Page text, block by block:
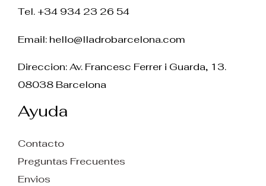
Tel. +34 934 23 26 54
Email: hello@lladrobarcelona.com
Direccion: Av. Francesc Ferrer i Guarda, 13.
08038 Barcelona
Ayuda
Contacto
Preguntas Frecuentes
Envios